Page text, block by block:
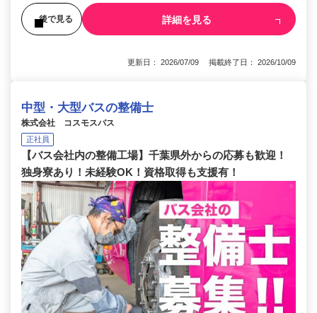
後で見る 詳細を見る
更新日： 2026/07/09 掲載終了日： 2026/10/09
中型・大型バスの整備士
株式会社 コスモスバス
正社員
【バス会社内の整備工場】千葉県外からの応募も歓迎！
独身寮あり！未経験OK！資格取得も支援有！